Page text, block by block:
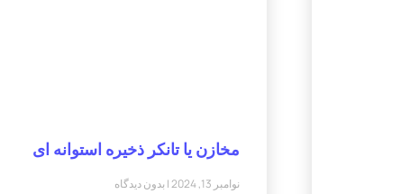
مخازن یا تانکر ذخیره استوانه ای
نوامبر 13, 2024 بدون دیدگاه